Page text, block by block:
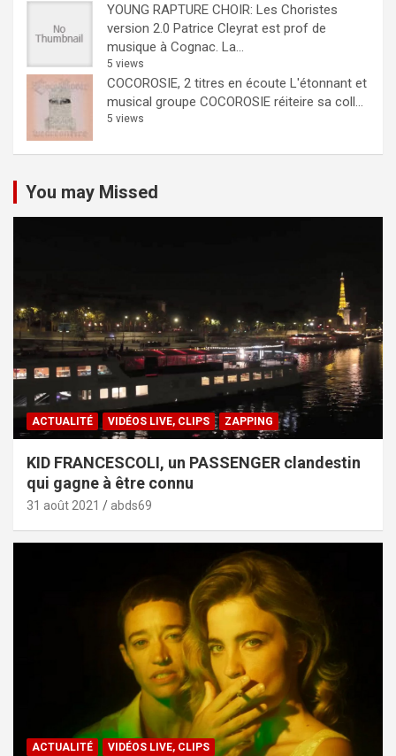
YOUNG RAPTURE CHOIR: Les Choristes
version 2.0 Patrice Cleyrat est prof de
musique à Cognac. La...
5 views
COCOROSIE, 2 titres en écoute L'étonnant et
musical groupe COCOROSIE réiteire sa coll...
5 views
You may Missed
ACTUALITÉ VIDÉOS LIVE, CLIPS ZAPPING
KID FRANCESCOLI, un PASSENGER clandestin
qui gagne à être connu
31 août 2021 abds69
ACTUALITÉ VIDÉOS LIVE, CLIPS